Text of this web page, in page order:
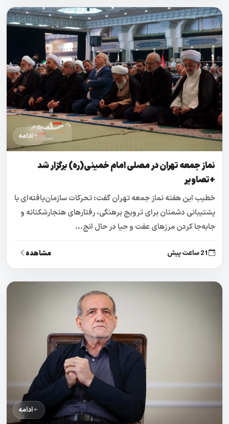
ادامه
نماز جمعه تهران در مصلی امام خمینی(ره) برگزار شد
+تصاویر
خطیب این هفته نماز جمعه تهران گفت: تحرکات سازمان‌یافته‌ای با
پشتیبانی دشمنان برای ترویج برهنگی، رفتارهای هنجارشکنانه و
جابه‌جا کردن مرزهای عفت و حیا در حال انج...
21 ساعت پیش مشاهده
ادامه